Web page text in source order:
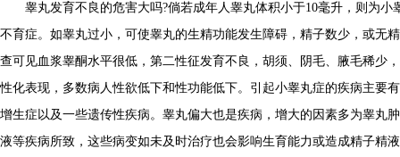
睾丸发育不良的危害大吗?倘若成年人睾丸体积小于10毫升，则为小
不育症。如睾丸过小，可使睾丸的生精功能发生障碍，精子数少，或无
查可见血浆睾酮水平很低，第二性征发育不良，胡须、阴毛、腋毛稀少
性化表现，多数病人性欲低下和性功能低下。引起小睾丸症的疾病主要
增生症以及一些遗传性疾病。睾丸偏大也是疾病，增大的因素多为睾丸
液等疾病所致，这些病变如未及时治疗也会影响生育能力或造成精子精